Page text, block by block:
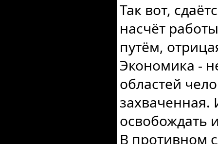
Так вот,
насчёт
путём,
Экономика -
областей
захваченная.
освобождать
В противном